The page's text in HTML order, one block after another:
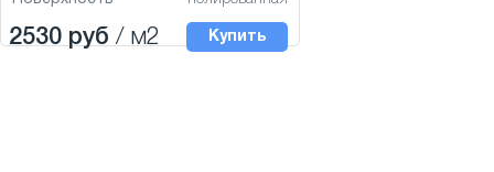
2530 руб / м2 Купить